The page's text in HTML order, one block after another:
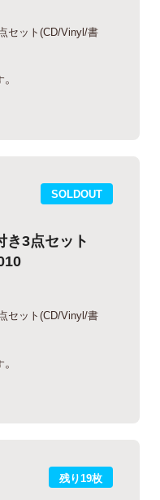
セット(CD/Vinyl/書
SOLDOUT
き3点セット
セット(CD/Vinyl/書
残り19枚